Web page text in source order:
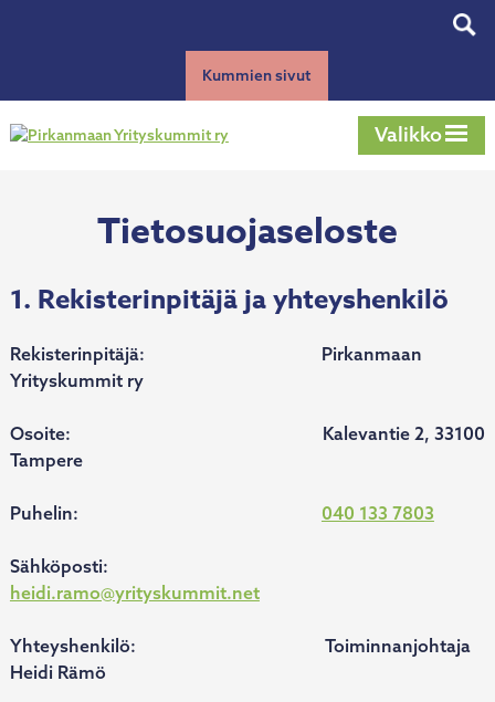
Valikko
Kummien sivut
Tietosuojaseloste
1. Rekisterinpitäjä ja yhteyshenkilö
Rekisterinpitäjä: Pirkanmaan
Yrityskummit ry
Osoite: Kalevantie 2, 33100
Tampere
Puhelin: 040 133 7803
Sähköposti:
heidi.ramo@yrityskummit.net
Yhteyshenkilö: Toiminnanjohtaja
Heidi Rämö